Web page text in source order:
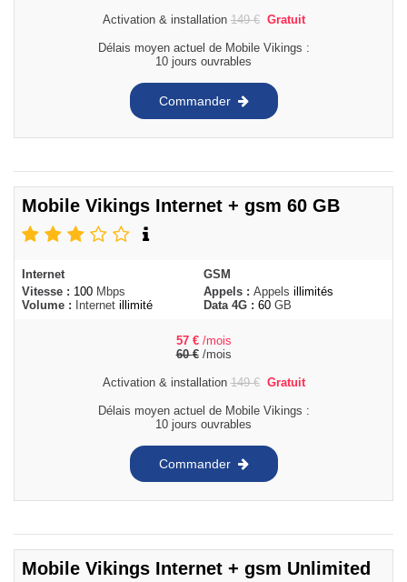
Activation & installation149€ Gratuit
Délais moyen actuel de Mobile Vikings :
10 jours ouvrables
Commander
Mobile Vikings Internet + gsm 60 GB
Internet
Vitesse : 100 Mbps
Volume :
Internet illimité
GSM
Appels : Appels illimités
Data 4G : 60 GB
57 € /mois
60€/mois
Activation & installation149€ Gratuit
Délais moyen actuel de Mobile Vikings :
10 jours ouvrables
Commander
Mobile Vikings Internet + gsm Unlimited